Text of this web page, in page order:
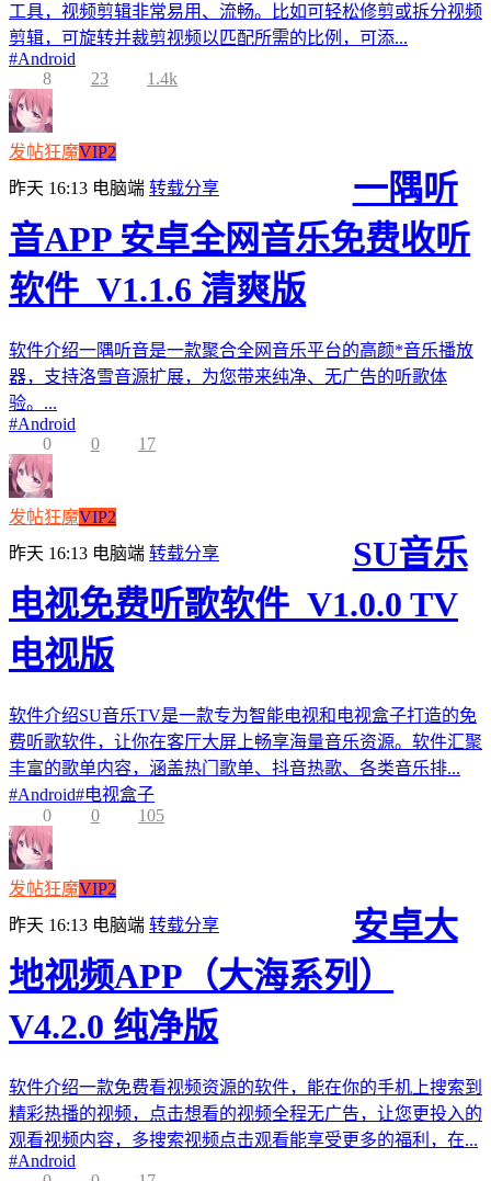
工具，视频剪辑非常易用、流畅。比如可轻松修剪或拆分视频
剪辑，可旋转并裁剪视频以匹配所需的比例，可添...
#Android
8
23 1.4k
发帖狂魔VIP2
昨天 16:13 电脑端 转载分享
一隅听
音APP 安卓全网音乐免费收听
软件_V1.1.6 清爽版
软件介绍一隅听音是一款聚合全网音乐平台的高颜*音乐播放
器，支持洛雪音源扩展，为您带来纯净、无广告的听歌体
验。...
#Android
0
0 17
发帖狂魔VIP2
昨天 16:13 电脑端 转载分享
SU音乐
电视免费听歌软件_V1.0.0 TV
电视版
软件介绍SU音乐TV是一款专为智能电视和电视盒子打造的免
费听歌软件，让你在客厅大屏上畅享海量音乐资源。软件汇聚
丰富的歌单内容，涵盖热门歌单、抖音热歌、各类音乐排...
#Android#电视盒子
0
0 105
发帖狂魔VIP2
昨天 16:13 电脑端 转载分享
安卓大
地视频APP（大海系列）
V4.2.0 纯净版
软件介绍一款免费看视频资源的软件，能在你的手机上搜索到
精彩热播的视频，点击想看的视频全程无广告，让您更投入的
观看视频内容，多搜索视频点击观看能享受更多的福利，在...
#Android